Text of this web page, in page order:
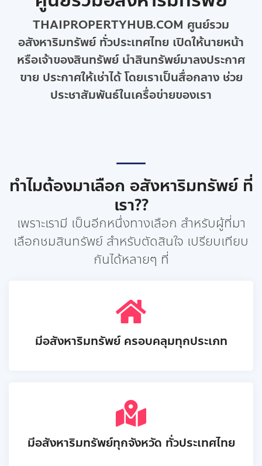
THAIPROPERTYHUB.COM ศูนย์รวม
อสังหาริมทรัพย์ ทั่วประเทศไทย เปิดให้นายหน้า
หรือเจ้าของสินทรัพย์ นำสินทรัพย์มาลงประกาศ
ขาย ประกาศให้เช่าได้ โดยเราเป็นสื่อกลาง ช่วย
ประชาสัมพันธ์ในเครื่อข่ายของเรา
ทำไมต้องมาเลือก อสังหาริมทรัพย์ ที่
เรา??
เพราะเรามี เป็นอีกหนึ่งทางเลือก สำหรับผู้ที่มา
เลือกชมสินทรัพย์ สำหรับตัดสินใจ เปรียบเทียบ
กันได้หลายๆ ที่
มีอสังหาริมทรัพย์ ครอบคลุมทุกประเภท
มีอสังหาริมทรัพย์ทุกจังหวัด ทั่วประเทศไทย